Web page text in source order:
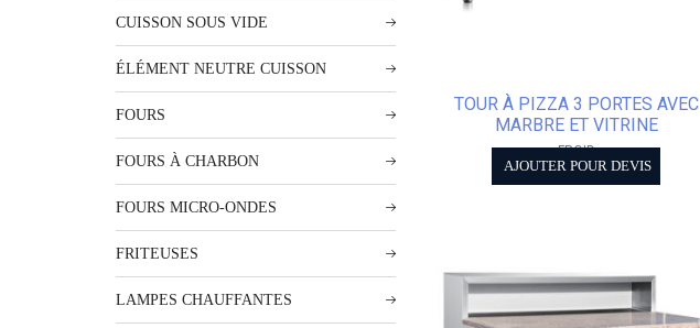
CUISSON SOUS VIDE
ÉLÉMENT NEUTRE CUISSON
FOURS
FOURS À CHARBON
FOURS MICRO-ONDES
FRITEUSES
LAMPES CHAUFFANTES
TOUR À PIZZA 3 PORTES AVEC
MARBRE ET VITRINE
FROID
AJOUTER POUR DEVIS